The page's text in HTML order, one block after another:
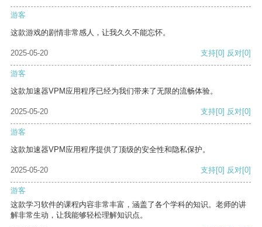
游客
这款游戏的剧情非常感人，让我久久不能忘怀。
2025-05-20 支持[0] 反对[0]
游客
这款加速器VPM应用程序已经为我们带来了无限的流畅体验。
2025-05-20 支持[0] 反对[0]
游客
这款加速器VPM应用程序提供了顶级的安全性和隐私保护。
2025-05-20 支持[0] 反对[0]
游客
这款学习软件的课程内容非常丰富，涵盖了各个学科的知识。老师的讲
解非常生动，让我能够轻松理解知识点。